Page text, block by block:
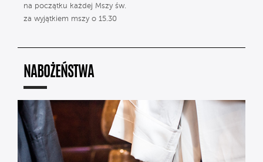
na początku każdej Mszy św.
za wyjątkiem mszy o 15.30
NABOŻEŃSTWA